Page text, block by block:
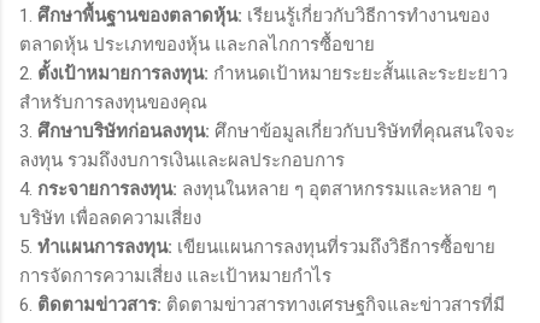
1. ศึกษาพื้นฐานของตลาดหุ้น: เรียนรู้เกี่ยวกับวิธีการทำงานของ
ตลาดหุ้น ประเภทของหุ้น และกลไกการซื้อขาย
2. ตั้งเป้าหมายการลงทุน: กำหนดเป้าหมายระยะสั้นและระยะยาว
สำหรับการลงทุนของคุณ
3. ศึกษาบริษัทก่อนลงทุน: ศึกษาข้อมูลเกี่ยวกับบริษัทที่คุณสนใจจะ
ลงทุน รวมถึงงบการเงินและผลประกอบการ
4. กระจายการลงทุน: ลงทุนในหลาย ๆ อุตสาหกรรมและหลาย ๆ
บริษัท เพื่อลดความเสี่ยง
5. ทำแผนการลงทุน: เขียนแผนการลงทุนที่รวมถึงวิธีการซื้อขาย
การจัดการความเสี่ยง และเป้าหมายกำไร
6. ติดตามข่าวสาร: ติดตามข่าวสารทางเศรษฐกิจและข่าวสารที่มี